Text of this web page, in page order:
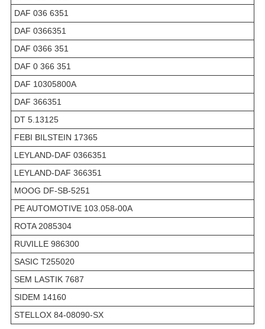
DAF 036 6351
DAF 0366351
DAF 0366 351
DAF 0 366 351
DAF 10305800A
DAF 366351
DT 5.13125
FEBI BILSTEIN 17365
LEYLAND-DAF 0366351
LEYLAND-DAF 366351
MOOG DF-SB-5251
PE AUTOMOTIVE 103.058-00A
ROTA 2085304
RUVILLE 986300
SASIC T255020
SEM LASTIK 7687
SIDEM 14160
STELLOX 84-08090-SX